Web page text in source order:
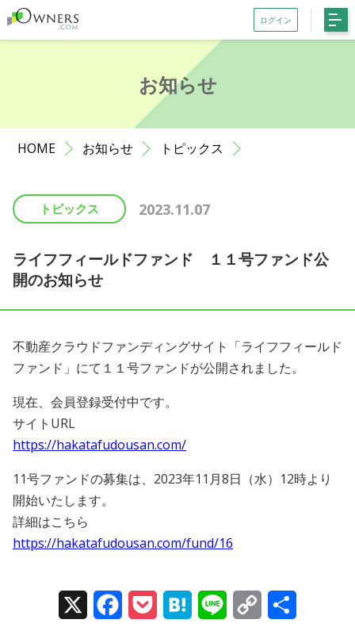
ログイン
会員登録がお済みでない方はこちら
お知らせ
サポート
初めての方へ よくある質問
お問い合わせ
プライバシーポリシー
ソーシャルメディアポリシー
反社会的勢力に対する基本方針
外部送信、第三者提供、情報収集モジュールの有無
お知らせ
HOME お知らせ トピックス
トピックス 2023.11.07
ライフフィールドファンド １１号ファンド公
開のお知らせ
不動産クラウドファンディングサイト「ライフフィールド
ファンド」にて１１号ファンドが公開されました。
現在、会員登録受付中です。
サイトURL
https://hakatafudousan.com/
11号ファンドの募集は、2023年11月8日（水）12時より
開始いたします。
詳細はこちら
https://hakatafudousan.com/fund/16
Facebook
Pocket Hatena Line
Copy